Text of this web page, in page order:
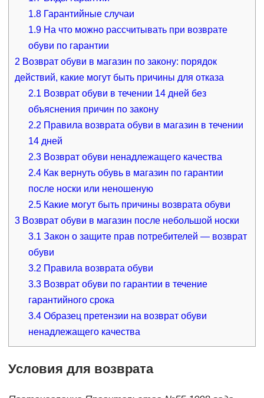
1.8 Гарантийные случаи
1.9 На что можно рассчитывать при возврате
обуви по гарантии
2Возврат обуви в магазин по закону: порядок
действий, какие могут быть причины для отказа
2.1 Возврат обуви в течении 14 дней без
объяснения причин по закону
2.2 Правила возврата обуви в магазин в течении
14 дней
2.3 Возврат обуви ненадлежащего качества
2.4 Как вернуть обувь в магазин по гарантии
после носки или неношеную
2.5 Какие могут быть причины возврата обуви
3Возврат обуви в магазин после небольшой носки
3.1 Закон о защите прав потребителей — возврат
обуви
3.2 Правила возврата обуви
3.3 Возврат обуви по гарантии в течение
гарантийного срока
3.4 Образец претензии на возврат обуви
ненадлежащего качества
Условия для возврата